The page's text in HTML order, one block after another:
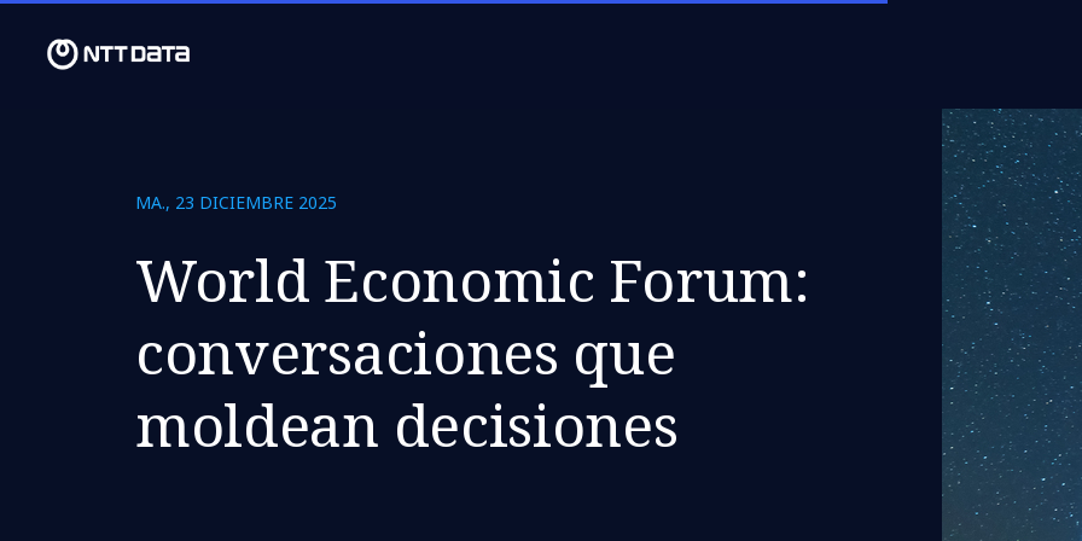
MA., 23 DICIEMBRE 2025
World Economic Forum:
conversaciones que
moldean decisiones